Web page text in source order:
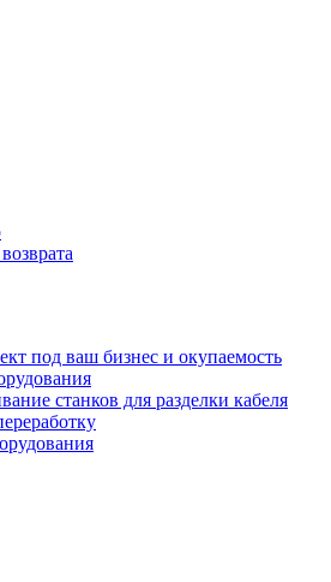
под ваш бизнес и окупаемость
станков для разделки кабеля